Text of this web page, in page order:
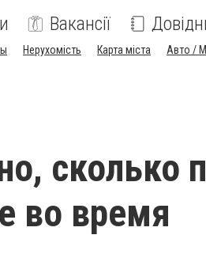
Вакансії
Нерухомість Карта міста Авто /
сколько
во время